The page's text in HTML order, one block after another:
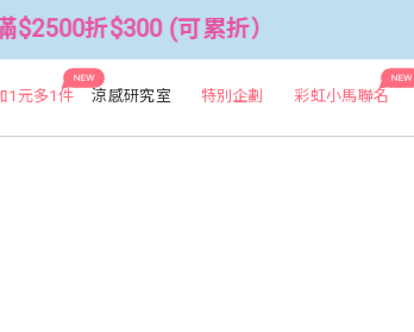
折$300 (可累折）
NEW
1元多1件 涼感研究室 特別企劃
NEW
彩虹小馬聯名